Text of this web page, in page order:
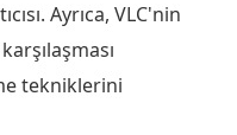
Ayrıca, VLC'nin
tekniklerini